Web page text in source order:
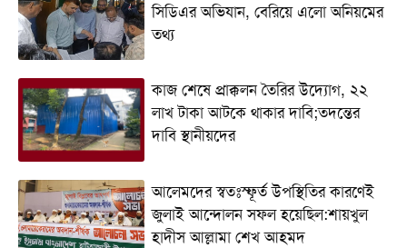
সিডিএর অভিযান, বেরিয়ে এলো অনিয়মের
তথ্য
কাজ শেষে প্রাক্কলন তৈরির উদ্যোগ, ২২
লাখ টাকা আটকে থাকার দাবি;তদন্তের
দাবি স্থানীয়দের
আলেমদের স্বতঃস্ফূর্ত উপস্থিতির কারণেই
জুলাই আন্দোলন সফল হয়েছিল:শায়খুল
হাদীস আল্লামা শেখ আহমদ